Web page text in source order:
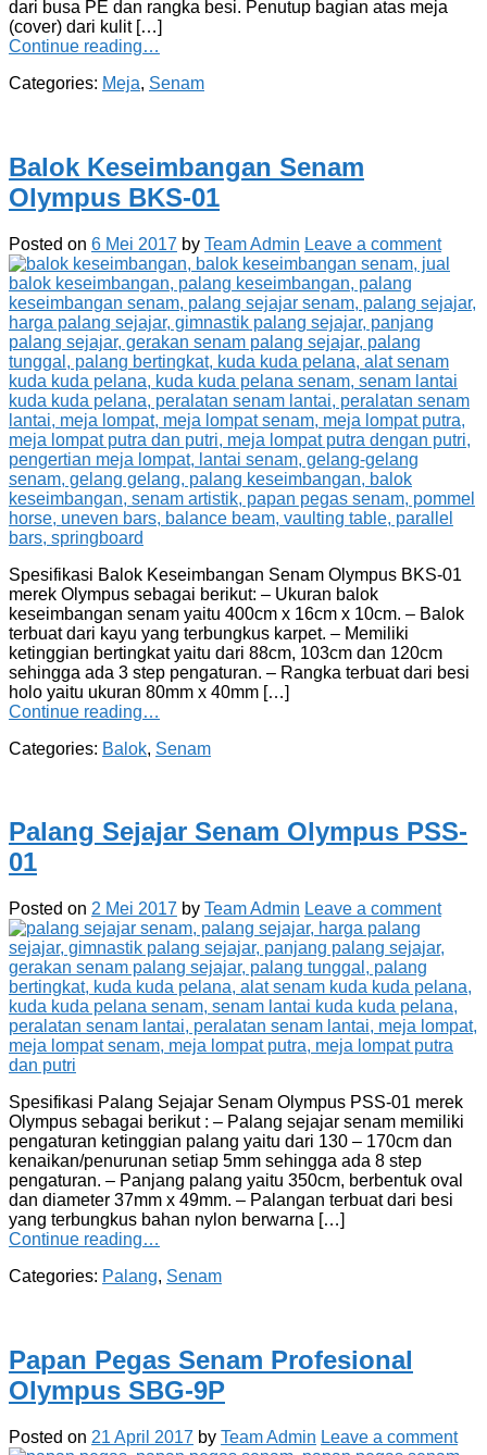
dari busa PE dan rangka besi. Penutup bagian atas meja
(cover) dari kulit […]
Continue reading…
Categories: Meja, Senam
Balok Keseimbangan Senam
Olympus BKS-01
Posted on 6 Mei 2017 by Team Admin Leave a comment
Spesifikasi Balok Keseimbangan Senam Olympus BKS-01
merek Olympus sebagai berikut: – Ukuran balok
keseimbangan senam yaitu 400cm x 16cm x 10cm. – Balok
terbuat dari kayu yang terbungkus karpet. – Memiliki
ketinggian bertingkat yaitu dari 88cm, 103cm dan 120cm
sehingga ada 3 step pengaturan. – Rangka terbuat dari besi
holo yaitu ukuran 80mm x 40mm […]
Continue reading…
Categories: Balok, Senam
Palang Sejajar Senam Olympus PSS-
01
Posted on 2 Mei 2017 by Team Admin Leave a comment
Spesifikasi Palang Sejajar Senam Olympus PSS-01 merek
Olympus sebagai berikut : – Palang sejajar senam memiliki
pengaturan ketinggian palang yaitu dari 130 – 170cm dan
kenaikan/penurunan setiap 5mm sehingga ada 8 step
pengaturan. – Panjang palang yaitu 350cm, berbentuk oval
dan diameter 37mm x 49mm. – Palangan terbuat dari besi
yang terbungkus bahan nylon berwarna […]
Continue reading…
Categories: Palang, Senam
Papan Pegas Senam Profesional
Olympus SBG-9P
Posted on 21 April 2017 by Team Admin Leave a comment